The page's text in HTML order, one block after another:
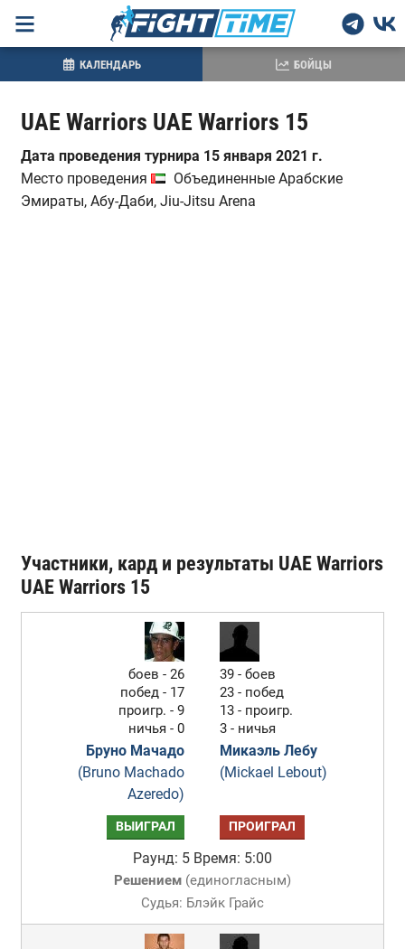
UAE Warriors UAE Warriors 15
Дата проведения турнира 15 января 2021 г.
Место проведения
Объединенные Арабские
Эмираты, Абу-Даби, Jiu-Jitsu Arena
Участники, кард и результаты UAE Warriors
UAE Warriors 15
боев - 26
побед - 17
проигр. - 9
ничья - 0
Бруно Мачадо
(Bruno Machado
Azeredo)
39 - боев
23 - побед
13 - проигр.
3 - ничья
Микаэль Лебу
(Mickael Lebout)
ВЫИГРАЛ ПРОИГРАЛ
Раунд: 5 Время: 5:00
Решением(единогласным)
Судья: Блэйк Грайс
КАЛЕНДАРЬ БОЙЦЫ